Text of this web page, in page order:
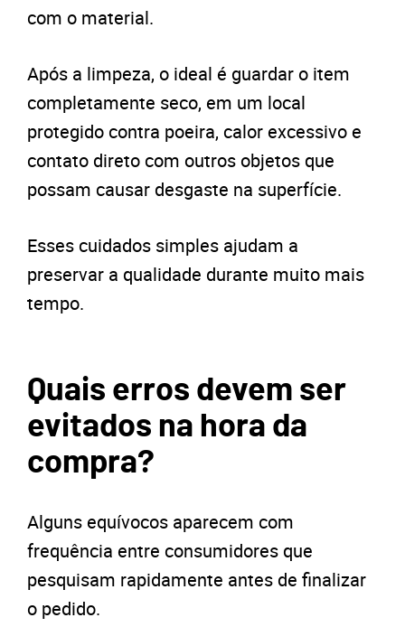
com o material.
Após a limpeza, o ideal é guardar o item
completamente seco, em um local
protegido contra poeira, calor excessivo e
contato direto com outros objetos que
possam causar desgaste na superfície.
Esses cuidados simples ajudam a
preservar a qualidade durante muito mais
tempo.
Quais erros devem ser
evitados na hora da
compra?
Alguns equívocos aparecem com
frequência entre consumidores que
pesquisam rapidamente antes de finalizar
o pedido.